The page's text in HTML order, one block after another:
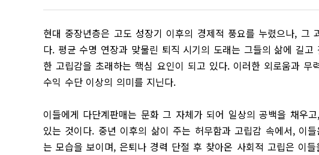
현대 중장년층은 고도 성장기 이후의 경제적 풍요를 누렸으나, 그
다. 평균 수명 연장과 맞물린 퇴직 시기의 도래는 그들의 삶에 길
한 고립감을 초래하는 핵심 요인이 되고 있다. 이러한 외로움과
수익 수단 이상의 의미를 지닌다.
이들에게 다단계판매는 문화 그 자체가 되어 일상의 공백을 채우
있는 것이다. 중년 이후의 삶이 주는 허무함과 고립감 속에서, 이
는 모습을 보이며, 은퇴나 경력 단절 후 찾아온 사회적 고립은 이